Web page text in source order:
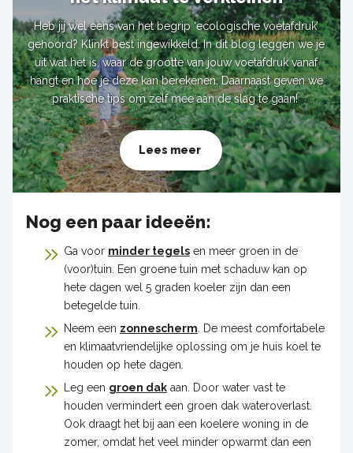
Heb jij wel eens van het begrip ‘ecologische voetafdruk’
gehoord? Klinkt best ingewikkeld. In dit blog leggen we je
uit wat het is, waar de grootte van jouw voetafdruk vanaf
hangt en hoe je deze kan berekenen. Daarnaast geven we
praktische tips om zelf mee aan de slag te gaan!
Lees meer
Nog een paar ideeën:
Ga voor minder tegelsen meer groen in de
(voor)tuin. Een groene tuin met schaduw kan op
hete dagen wel 5 graden koeler zijn dan een
betegelde tuin.
Neem een zonnescherm . De meest comfortabele
en klimaatvriendelijke oplossing om je huis koel te
houden op hete dagen.
Leg een groen dakaan. Door water vast te
houden vermindert een groen dak wateroverlast.
Ook draagt het bij aan een koelere woning in de
zomer, omdat het veel minder opwarmt dan een